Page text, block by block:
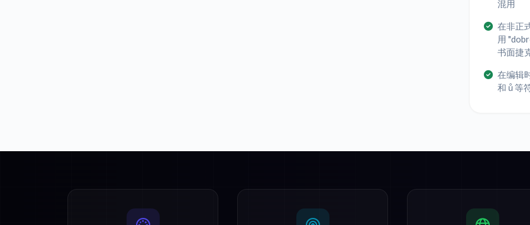
混用
在非正
用
书面捷
在编辑
和 ů 等